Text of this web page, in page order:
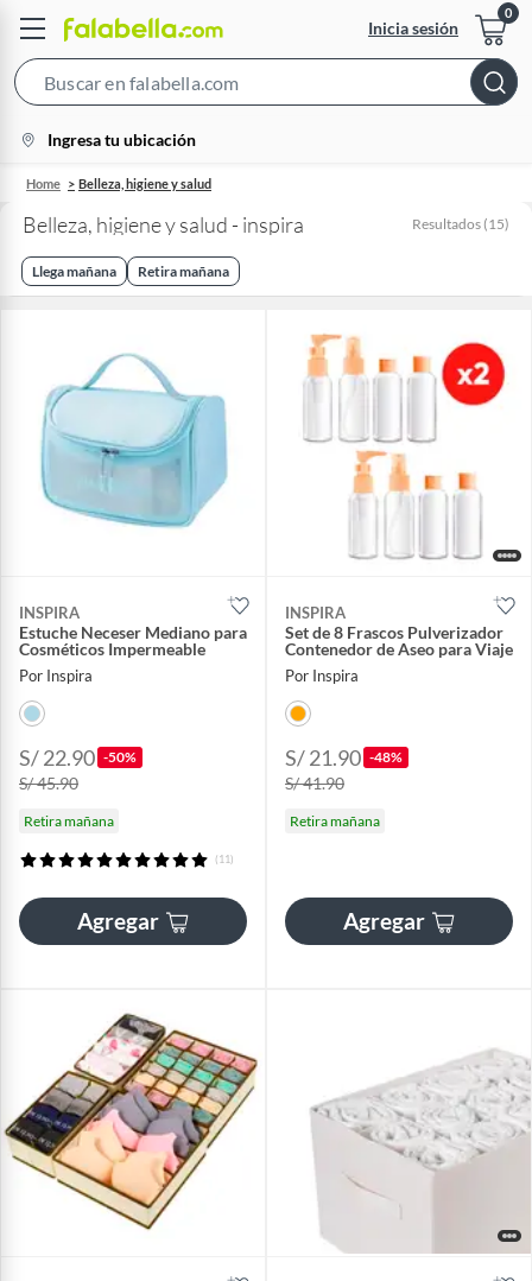
Inicia sesión
Bar
location-
icon
Ingresa tu ubicación
Home Belleza, higiene y salud
Belleza, higiene y salud - inspira Resultados (15)
Llega mañana Retira mañana
INSPIRA
Estuche Neceser Mediano para
Cosméticos Impermeable
Por Inspira
S/ 22.90 -50%
S/ 45.90
Retira mañana
(11)
Agregar
INSPIRA
Set de 8 Frascos Pulverizador
Contenedor de Aseo para Viaje
Por Inspira
S/ 21.90 -48%
S/ 41.90
Retira mañana
Agregar